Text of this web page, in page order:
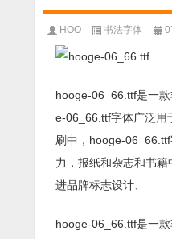
HOO 书法字体
hooge-06_66.ttf是一
e-06_66.ttf字体广泛用
刷中，hooge-
力，报纸和杂志和书
进品牌标志设计、
hooge-06_66.ttf是一